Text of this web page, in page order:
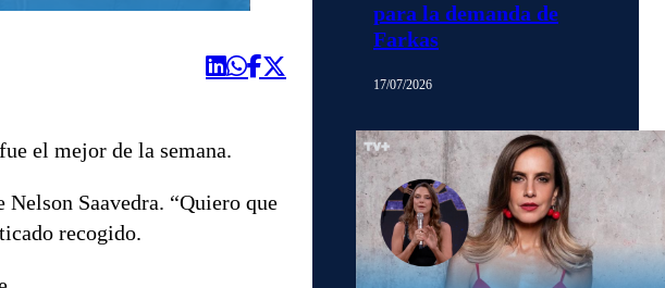
el mejor de la semana.
Nelson Saavedra. “Quiero que
recogido.
para la demanda de
Farkas
17/07/2026